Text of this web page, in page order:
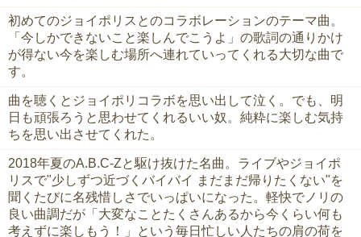
初めてのジョイポリスとのコラボレーションのテーマ曲。
「今しかできないこと楽しんでこうよ」の歌詞の通りかけ
が得ない今を楽しむ場所へ連れていってくれる大切な曲で
す。
曲を聴くとジョイポリコラボを思い出して泣く。でも、明
日も頑張ろうと思わせてくれるいい奴。純粋に楽しむ気持
ちを思い出させてくれた。
2018年夏のA.B.C-Zと駆け抜けた名曲。ライブやジョイポ
リスで"少しずつ近づくバイバイ まだまだ帰りたくない"を
聞くたびに名残惜しさでいっぱいになった。軽快でノリの
良い曲調だが「大変なことたくさんあるから今くらい何も
考えずに楽しもう！」という毎日忙しい人たちの肩の荷を